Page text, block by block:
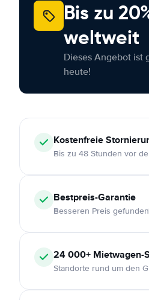
Bis zu
weltweit
Dieses Angebot ist
heute!
Kostenfreie
Bis zu 48 Stunden vor
Bestpreis-Garantie
Besseren Preis
24 000+ Mietwagen-
Standorte rund um den